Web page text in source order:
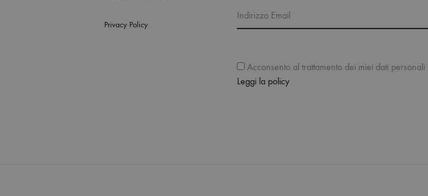
Privacy Policy
Indirizzo Email
Acconsento al trattamento dei miei dati
Leggi la policy